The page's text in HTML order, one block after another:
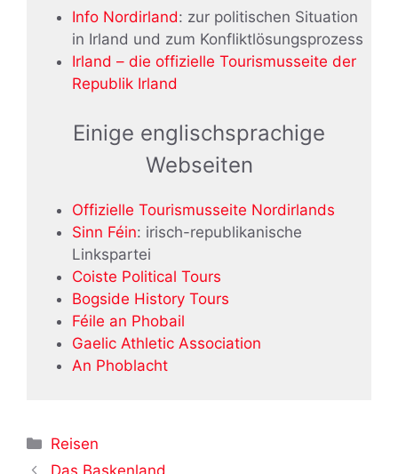
Info Nordirland: zur politischen Situation
in Irland und zum Konfliktlösungsprozess
Irland – die offizielle Tourismusseite der
Republik Irland
Einige englischsprachige
Webseiten
Offizielle Tourismusseite Nordirlands
Sinn Féin: irisch-republikanische
Linkspartei
Coiste Political Tours
Bogside History Tours
Féile an Phobail
Gaelic Athletic Association
An Phoblacht
Kategorien
Reisen
Das Baskenland